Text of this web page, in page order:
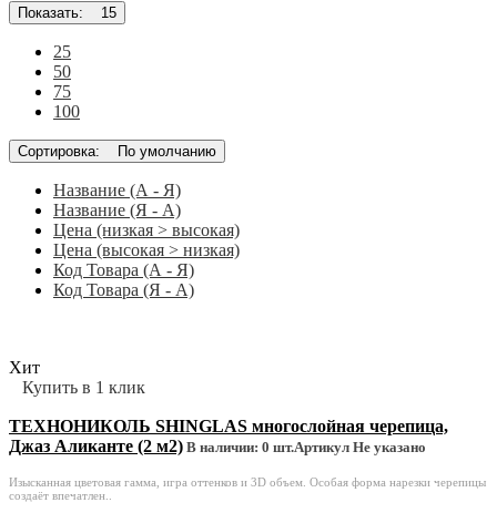
Показать: 15
25
50
75
100
Сортировка: По умолчанию
Название (А - Я)
Название (Я - А)
Цена (низкая > высокая)
Цена (высокая > низкая)
Код Товара (А - Я)
Код Товара (Я - А)
Хит
Купить в 1 клик
ТЕХНОНИКОЛЬ SHINGLAS многослойная черепица,
Джаз Аликанте (2 м2) В наличии: 0 шт.Артикул Не указано
Изысканная цветовая гамма, игра оттенков и 3D объем. Особая форма нарезки черепицы
создаёт впечатлен..